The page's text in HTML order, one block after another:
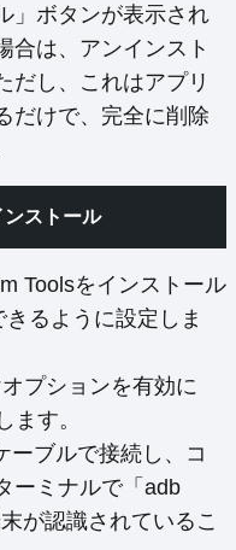
」ボタンが表示され
合は、アンインスト
だし、これはアプリ
だけで、完全に削除
ストール
Toolsをインストール
るように設定しま
プションを有効に
ます。
ーブルで接続し、コ
ーミナルで「adb
が認識されているこ